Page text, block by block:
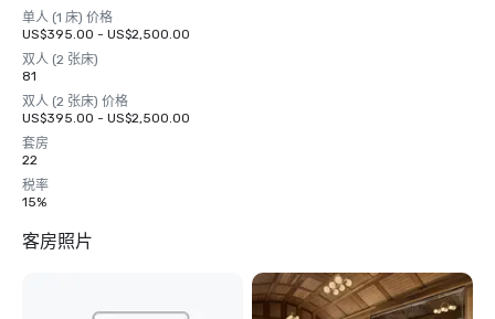
单人 (1 床) 价格
US$395.00 - US$2,500.00
双人 (2 张床)
81
双人 (2 张床) 价格
US$395.00 - US$2,500.00
套房
22
税率
15%
客房照片